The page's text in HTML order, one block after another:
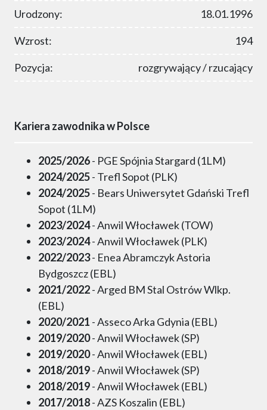
Urodzony: 18.01.1996
Wzrost: 194
Pozycja: rozgrywający / rzucający
Kariera zawodnika w Polsce
2025/2026- PGE Spójnia Stargard (1LM)
2024/2025- Trefl Sopot (PLK)
2024/2025- Bears Uniwersytet Gdański Trefl
Sopot (1LM)
2023/2024- Anwil Włocławek (TOW)
2023/2024- Anwil Włocławek (PLK)
2022/2023- Enea Abramczyk Astoria
Bydgoszcz (EBL)
2021/2022- Arged BM Stal Ostrów Wlkp.
(EBL)
2020/2021 - Asseco Arka Gdynia (EBL)
2019/2020- Anwil Włocławek (SP)
2019/2020- Anwil Włocławek (EBL)
2018/2019- Anwil Włocławek (SP)
2018/2019- Anwil Włocławek (EBL)
2017/2018- AZS Koszalin (EBL)